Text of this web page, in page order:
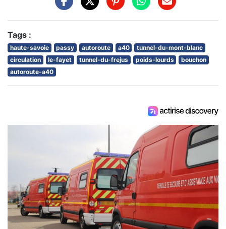
Tags :
haute-savoie passy autoroute a40
tunnel-du-mont-blanc
circulation
le-fayet tunnel-du-frejus poids-lourds
bouchon
autoroute-a40